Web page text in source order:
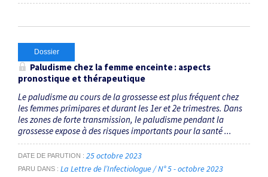
Dossier
Paludisme chez la femme enceinte : aspects
pronostique et thérapeutique
Le paludisme au cours de la grossesse est plus fréquent chez
les femmes primipares et durant les 1er et 2e trimestres. Dans
les zones de forte transmission, le paludisme pendant la
grossesse expose à des risques ­importants pour la santé ...
DATE DE PARUTION 25 octobre 2023
PARU DANS
La Lettre de l’Infectiologue / N° 5 - octobre 2023